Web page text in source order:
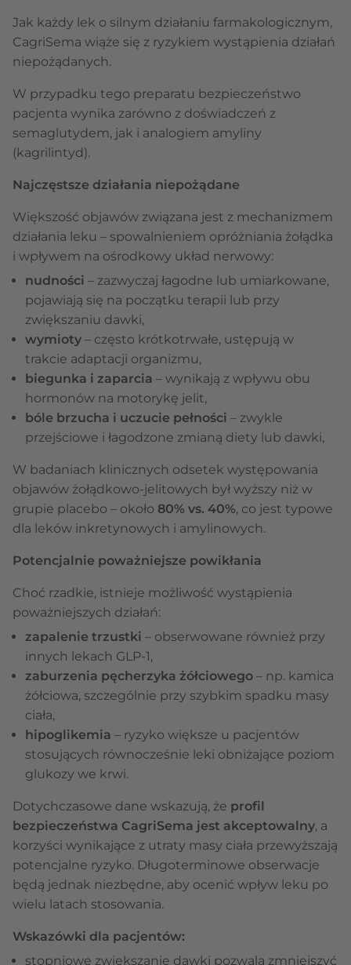
Jak każdy lek o silnym działaniu farmakologicznym,
CagriSema wiąże się z ryzykiem wystąpienia działań
niepożądanych.
W przypadku tego preparatu bezpieczeństwo
pacjenta wynika zarówno z doświadczeń z
semaglutydem, jak i analogiem amyliny
(kagrilintyd).
Najczęstsze działania niepożądane
Większość objawów związana jest z mechanizmem
działania leku – spowalnieniem opróżniania żołądka
i wpływem na ośrodkowy układ nerwowy:
nudności – zazwyczaj łagodne lub umiarkowane,
pojawiają się na początku terapii lub przy
zwiększaniu dawki,
wymioty – często krótkotrwałe, ustępują w
trakcie adaptacji organizmu,
biegunka i zaparcia – wynikają z wpływu obu
hormonów na motorykę jelit,
bóle brzucha i uczucie pełności – zwykle
przejściowe i łagodzone zmianą diety lub dawki,
W badaniach klinicznych odsetek występowania
objawów żołądkowo-jelitowych był wyższy niż w
grupie placebo – około 80% vs. 40%, co jest typowe
dla leków inkretynowych i amylinowych.
Potencjalnie poważniejsze powikłania
Choć rzadkie, istnieje możliwość wystąpienia
poważniejszych działań:
zapalenie trzustki – obserwowane również przy
innych lekach GLP-1,
zaburzenia pęcherzyka żółciowego – np. kamica
żółciowa, szczególnie przy szybkim spadku masy
ciała,
hipoglikemia – ryzyko większe u pacjentów
stosujących równocześnie leki obniżające poziom
glukozy we krwi.
Dotychczasowe dane wskazują, że profil
bezpieczeństwa CagriSema jest akceptowalny, a
korzyści wynikające z utraty masy ciała przewyższają
potencjalne ryzyko. Długoterminowe obserwacje
będą jednak niezbędne, aby ocenić wpływ leku po
wielu latach stosowania.
Wskazówki dla pacjentów:
stopniowe zwiększanie dawki pozwala zmniejszyć